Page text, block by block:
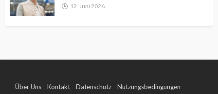
12. Juni 2026
Über Uns Kontakt Datenschutz Nutzungsbedingungen